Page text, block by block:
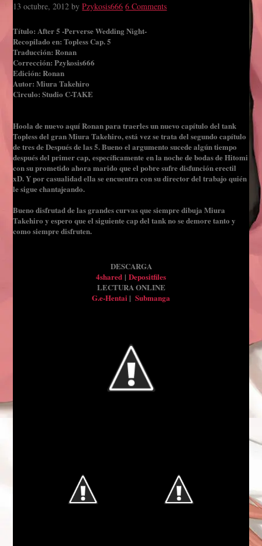
13 octubre, 2012 byPzykosis666 6 Comments
Título: After 5 -Perverse Wedding Night-
Recopilado en: Topless Cap. 5
Traducción: Ronan
Corrección: Pzykosis666
Edición: Ronan
Autor: Miura Takehiro
Circulo: Studio C-TAKE
Hoola de nuevo aquí Ronan para traerles un nuevo capítulo del tank
Topless del gran Miura Takehiro, está vez se trata del segundo capítulo
de tres de Después de las 5. Bueno el argumento sucede algún tiempo
después del primer cap, específicamente en la noche de bodas de Hitomi
con su prometido ahora marido que el pobre sufre disfunción erectil
xD. Y por casualidad ella se encuentra con su director del trabajo quién
le sigue chantajeando.
Bueno disfrutad de las grandes curvas que siempre dibuja Miura
Takehiro y espero que el siguiente cap del tank no se demore tanto y
como siempre disfruten.
DESCARGA
4shared | Depositfiles
LECTURA ONLINE
G.e-Hentai | Submanga